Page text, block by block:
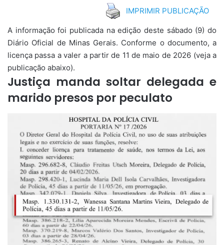
IMPRIMIR PUBLICAÇÃO
A informação foi publicada na edição deste sábado (9) do
Diário Oficial de Minas Gerais. Conforme o documento, a
licença passa a valer a partir de 11 de maio de 2026 (veja a
publicação abaixo).
Justiça manda soltar delegada e
marido presos por peculato